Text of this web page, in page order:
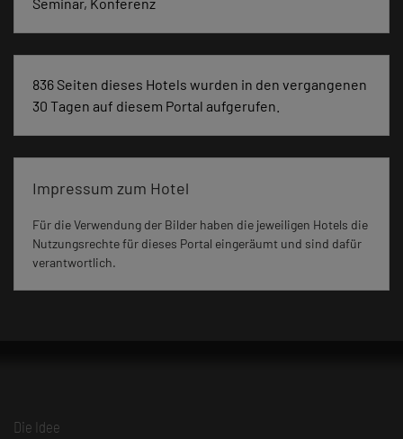
Seminar, Konferenz
836 Seiten dieses Hotels wurden in den vergangenen
30 Tagen auf diesem Portal aufgerufen.
Impressum zum Hotel
Für die Verwendung der Bilder haben die jeweiligen Hotels die
Nutzungsrechte für dieses Portal eingeräumt und sind dafür
verantwortlich.
Die Idee